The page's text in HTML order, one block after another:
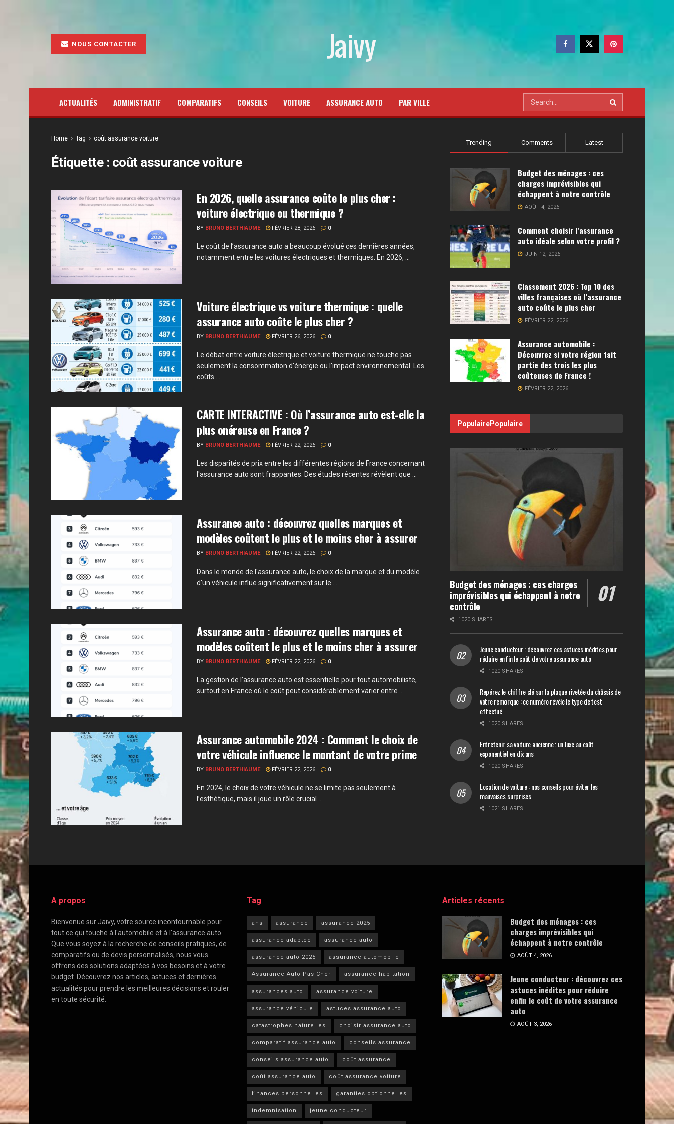
NOUS CONTACTER Jaivy
ACTUALITÉS ADMINISTRATIF COMPARATIFS CONSEILS VOITURE ASSURANCE AUTO PAR VILLE
Home Tag coût assurance voiture
Étiquette : coût assurance voiture
En 2026, quelle assurance coûte le plus cher :
voiture électrique ou thermique ?
BY BRUNO BERTHIAUME FÉVRIER 28, 2026 0
Le coût de l’assurance auto a beaucoup évolué ces dernières années,
notamment entre les voitures électriques et thermiques. En 2026, ...
Voiture électrique vs voiture thermique : quelle
assurance auto coûte le plus cher ?
BY BRUNO BERTHIAUME FÉVRIER 26, 2026 0
Le débat entre voiture électrique et voiture thermique ne touche pas
seulement la consommation d'énergie ou l'impact environnemental. Les
coûts ...
CARTE INTERACTIVE : Où l’assurance auto est-elle la
plus onéreuse en France ?
BY BRUNO BERTHIAUME FÉVRIER 22, 2026 0
Les disparités de prix entre les différentes régions de France concernant
l'assurance auto sont frappantes. Des études récentes révèlent que ...
Assurance auto : découvrez quelles marques et
modèles coûtent le plus et le moins cher à assurer
BY BRUNO BERTHIAUME FÉVRIER 22, 2026 0
Dans le monde de l'assurance auto, le choix de la marque et du modèle
d'un véhicule influe significativement sur le ...
Assurance auto : découvrez quelles marques et
modèles coûtent le plus et le moins cher à assurer
BY BRUNO BERTHIAUME FÉVRIER 22, 2026 0
La gestion de l’assurance auto est essentielle pour tout automobiliste,
surtout en France où le coût peut considérablement varier entre ...
Assurance automobile 2024 : Comment le choix de
votre véhicule influence le montant de votre prime
BY BRUNO BERTHIAUME FÉVRIER 22, 2026 0
En 2024, le choix de votre véhicule ne se limite pas seulement à
l’esthétique, mais il joue un rôle crucial ...
Trending Comments Latest
Budget des ménages : ces
charges imprévisibles qui
échappent à notre contrôle
AOÛT 4, 2026
Comment choisir l’assurance
auto idéale selon votre profil ?
JUIN 12, 2026
Classement 2026 : Top 10 des
villes françaises où l’assurance
auto coûte le plus cher
FÉVRIER 22, 2026
Assurance automobile :
Découvrez si votre région fait
partie des trois les plus
coûteuses de France !
FÉVRIER 22, 2026
PopulairePopulaire
Budget des ménages : ces charges
imprévisibles qui échappent à notre
contrôle
1020 SHARES
Jeune conducteur : découvrez ces astuces inédites pour
réduire enfin le coût de votre assurance auto
1020 SHARES
Repérez le chiffre clé sur la plaque rivetée du châssis de
votre remorque : ce numéro révèle le type de test
effectué
1020 SHARES
Entretenir sa voiture ancienne : un luxe au coût
exponentiel en dix ans
1020 SHARES
Location de voiture : nos conseils pour éviter les
mauvaises surprises
1021 SHARES
A propos
Bienvenue sur Jaivy, votre source incontournable pour
tout ce qui touche à l'automobile et à l'assurance auto.
Que vous soyez à la recherche de conseils pratiques, de
comparatifs ou de devis personnalisés, nous vous
offrons des solutions adaptées à vos besoins et à votre
budget. Découvrez nos articles, astuces et dernières
actualités pour prendre les meilleures décisions et rouler
en toute sécurité.
Tag
ans assurance assurance 2025
assurance adaptée assurance auto
assurance auto 2025 assurance automobile
Assurance Auto Pas Cher assurance habitation
assurances auto assurance voiture
assurance véhicule astuces assurance auto
catastrophes naturelles choisir assurance auto
comparatif assurance auto conseils assurance
conseils assurance auto coût assurance
coût assurance auto coût assurance voiture
finances personnelles garanties optionnelles
indemnisation jeune conducteur
Articles récents
Budget des ménages : ces
charges imprévisibles qui
échappent à notre contrôle
AOÛT 4, 2026
Jeune conducteur : découvrez ces
astuces inédites pour réduire
enfin le coût de votre assurance
auto
AOÛT 3, 2026